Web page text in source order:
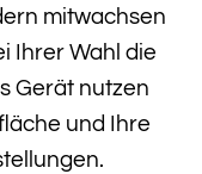
mitwachsen
Ihrer Wahl die
Gerät nutzen
und Ihre